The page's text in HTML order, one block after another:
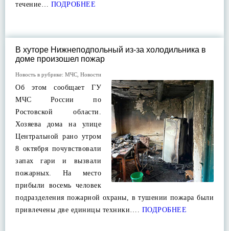
течение… ПОДРОБНЕЕ
В хуторе Нижнеподпольный из-за холодильника в
доме произошел пожар
Новость в рубрике: МЧС Новости
Об этом сообщает ГУ
МЧС России по
Ростовской области.
Хозяева дома на улице
Центральной рано утром
8 октября почувствовали
запах гари и вызвали
пожарных. На место
прибыли восемь человек
подразделения пожарной охраны, в тушении пожара были
привлечены две единицы техники…. ПОДРОБНЕЕ